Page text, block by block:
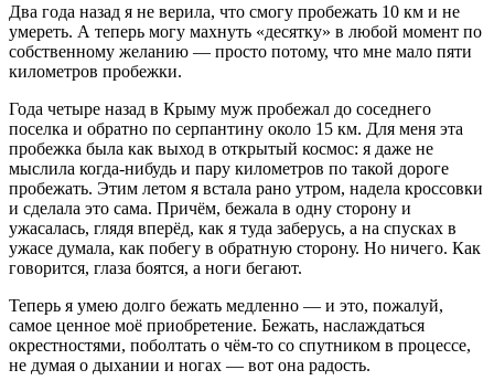
Два года назад я не верила, что смогу пробежать 10 км и не
умереть. А теперь могу махнуть «десятку» в любой момент по
собственному желанию — просто потому, что мне мало пяти
километров пробежки.
Года четыре назад в Крыму муж пробежал до соседнего
поселка и обратно по серпантину около 15 км. Для меня эта
пробежка была как выход в открытый космос: я даже не
мыслила когда-нибудь и пару километров по такой дороге
пробежать. Этим летом я встала рано утром, надела кроссовки
и сделала это сама. Причём, бежала в одну сторону и
ужасалась, глядя вперёд, как я туда заберусь, а на спусках в
ужасе думала, как побегу в обратную сторону. Но ничего. Как
говорится, глаза боятся, а ноги бегают.
Теперь я умею долго бежать медленно — и это, пожалуй,
самое ценное моё приобретение. Бежать, наслаждаться
окрестностями, поболтать о чём-то со спутником в процессе,
не думая о дыхании и ногах — вот она радость.